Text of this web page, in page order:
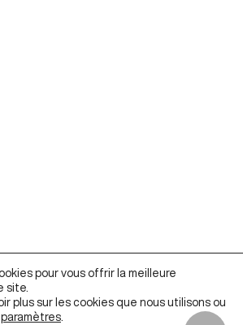
pour vous offrir la meilleure
site.
plus sur les cookies que nous utilisons ou
paramètres